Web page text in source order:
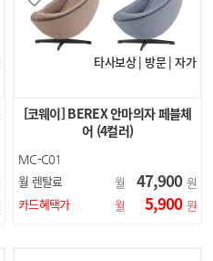
타사보상 | 방문 | 자가
[코웨이] BEREX 안마의자 페블체
어 (4컬러)
MC-C01
월 렌탈료 월 47,900 원
카드혜택가
월 5,900 원